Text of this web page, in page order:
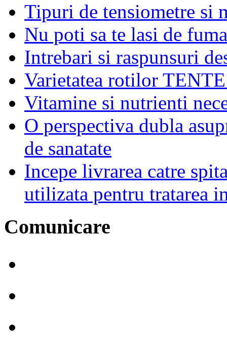
Tipuri de tensiometre si
Nu poti sa te lasi de
Intrebari si raspunsuri
Varietatea rotilor
Vitamine si nutrienti
O perspectiva dubla
de sanatate
Incepe livrarea catre
utilizata pentru tratarea
Comunicare